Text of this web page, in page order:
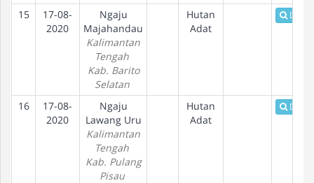
15
17-08-
2020
Ngaju
Majahandau
Kalimantan
Tengah
Kab. Barito
Selatan
Hutan
Adat
Detail
16
17-08-
2020
Ngaju
Lawang Uru
Kalimantan
Tengah
Kab. Pulang
Pisau
Hutan
Adat
Detail